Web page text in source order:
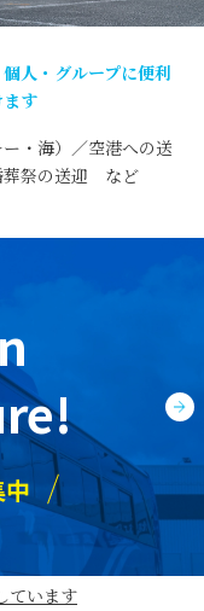
⼈・グループに便利
す
・海）／空港への送
葬祭の送迎 など
!
ています